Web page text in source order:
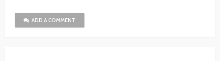
ADD A COMMENT